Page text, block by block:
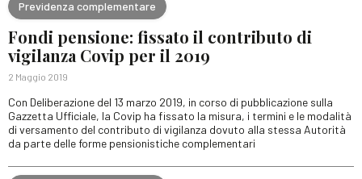
Previdenza complementare
Fondi pensione: fissato il contributo di
vigilanza Covip per il 2019
2 Maggio 2019
Con Deliberazione del 13 marzo 2019, in corso di pubblicazione sulla
Gazzetta Ufficiale, la Covip ha fissato la misura, i termini e le modalità
di versamento del contributo di vigilanza dovuto alla stessa Autorità
da parte delle forme pensionistiche complementari